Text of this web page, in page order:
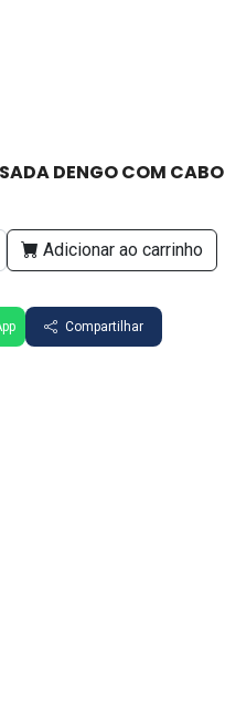
DENGO COM CABO
Adicionar ao carrinho
Compartilhar